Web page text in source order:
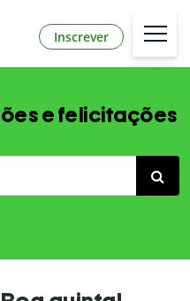
Inscrever
e felicitações